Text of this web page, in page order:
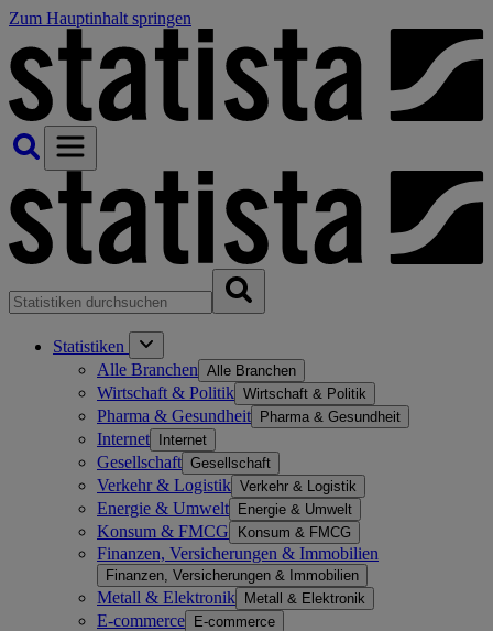
Zum Hauptinhalt springen
Statistiken
Alle Branchen Alle Branchen
Wirtschaft & Politik Wirtschaft & Politik
Pharma & Gesundheit Pharma & Gesundheit
Internet Internet
Gesellschaft Gesellschaft
Verkehr & Logistik Verkehr & Logistik
Energie & Umwelt Energie & Umwelt
Konsum & FMCG Konsum & FMCG
Finanzen, Versicherungen & Immobilien
Finanzen, Versicherungen & Immobilien
Metall & Elektronik Metall & Elektronik
E-commerce E-commerce